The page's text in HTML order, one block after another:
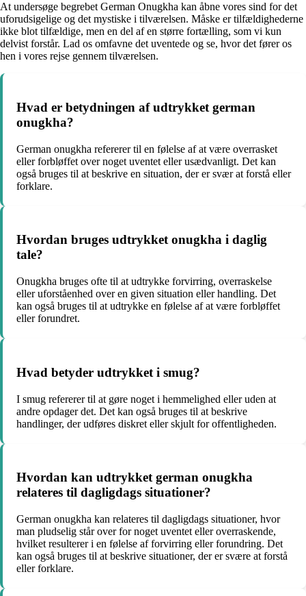
At undersøge begrebet German Onugkha kan åbne vores sind for det
uforudsigelige og det mystiske i tilværelsen. Måske er tilfældighederne
ikke blot tilfældige, men en del af en større fortælling, som vi kun
delvist forstår. Lad os omfavne det uventede og se, hvor det fører os
hen i vores rejse gennem tilværelsen.
Hvad er betydningen af ​​udtrykket german
onugkha?
German onugkha refererer til en følelse af at være overrasket
eller forbløffet over noget uventet eller usædvanligt. Det kan
også bruges til at beskrive en situation, der er svær at forstå eller
forklare.
Hvordan bruges udtrykket onugkha i daglig
tale?
Onugkha bruges ofte til at udtrykke forvirring, overraskelse
eller uforståenhed over en given situation eller handling. Det
kan også bruges til at udtrykke en følelse af at være forbløffet
eller forundret.
Hvad betyder udtrykket i smug?
I smug refererer til at gøre noget i hemmelighed eller uden at
andre opdager det. Det kan også bruges til at beskrive
handlinger, der udføres diskret eller skjult for offentligheden.
Hvordan kan udtrykket german onugkha
relateres til dagligdags situationer?
German onugkha kan relateres til dagligdags situationer, hvor
man pludselig står over for noget uventet eller overraskende,
hvilket resulterer i en følelse af forvirring eller forundring. Det
kan også bruges til at beskrive situationer, der er svære at forstå
eller forklare.